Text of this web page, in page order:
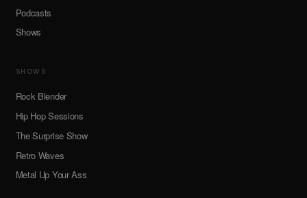
Podcasts
Shows
SHOWS
Rock Blender
Hip Hop Sessions
The Surprise Show
Retro Waves
Metal Up Your Ass